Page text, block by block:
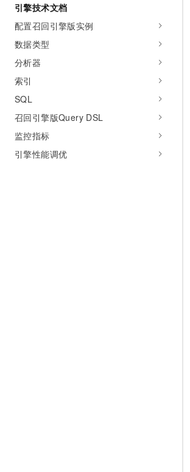
引擎技术文档
配置召回引擎版实例
数据类型
分析器
索引
SQL
召回引擎版Query DSL
监控指标
引擎性能调优